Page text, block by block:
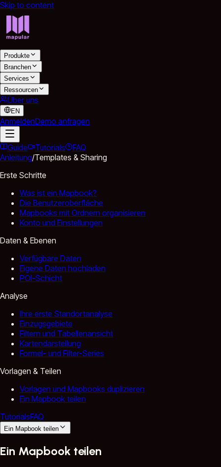
Skip to content
Produkte
Branchen
Services
Ressourcen
Über uns
EN
AnmeldenDemo anfragen
Guide Tutorials
FAQ
Anleitung/Templates & Sharing
Erste Schritte
Was ist ein Mapbook?
Die Benutzeroberfläche
Mapbooks mit Ordnern organisieren
Konto und Einstellungen
Daten & Ebenen
Verfügbare Daten
Eigene Daten hochladen
POI-Schicht
Analyse
Ihre erste Standortanalyse
Einzugsgebiete
Filtern und Tabellenansicht
Kartendarstellung
Formel- und Filter-Series
Vorlagen & Teilen
Vorlagen und Mapbooks duplizieren
Ein Mapbook teilen
TutorialsFAQ
Ein Mapbook teilen
Ein Mapbook teilen